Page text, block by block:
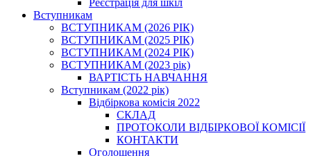
Реєстрація для шкіл
Вступникам
ВСТУПНИКАМ (2026 РІК)
ВСТУПНИКАМ (2025 РІК)
ВСТУПНИКАМ (2024 РІК)
ВСТУПНИКАМ (2023 рік)
ВАРТІСТЬ НАВЧАННЯ
Вступникам (2022 рік)
Відбіркова комісія 2022
СКЛАД
ПРОТОКОЛИ ВІДБІРКОВОЇ КОМІСІЇ
КОНТАКТИ
Оголошення